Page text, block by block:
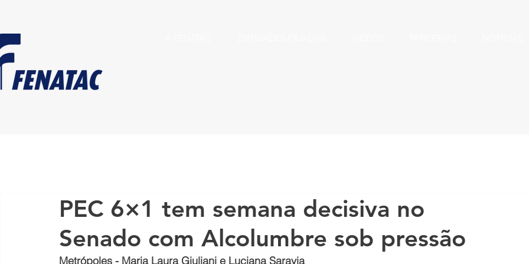
PEC 6×1 tem semana decisiva no
Senado com Alcolumbre sob pressão
Metrópoles - Maria Laura Giuliani e Luciana Saravia